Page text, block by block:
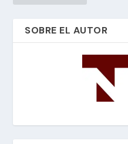
SOBRE EL AUTOR